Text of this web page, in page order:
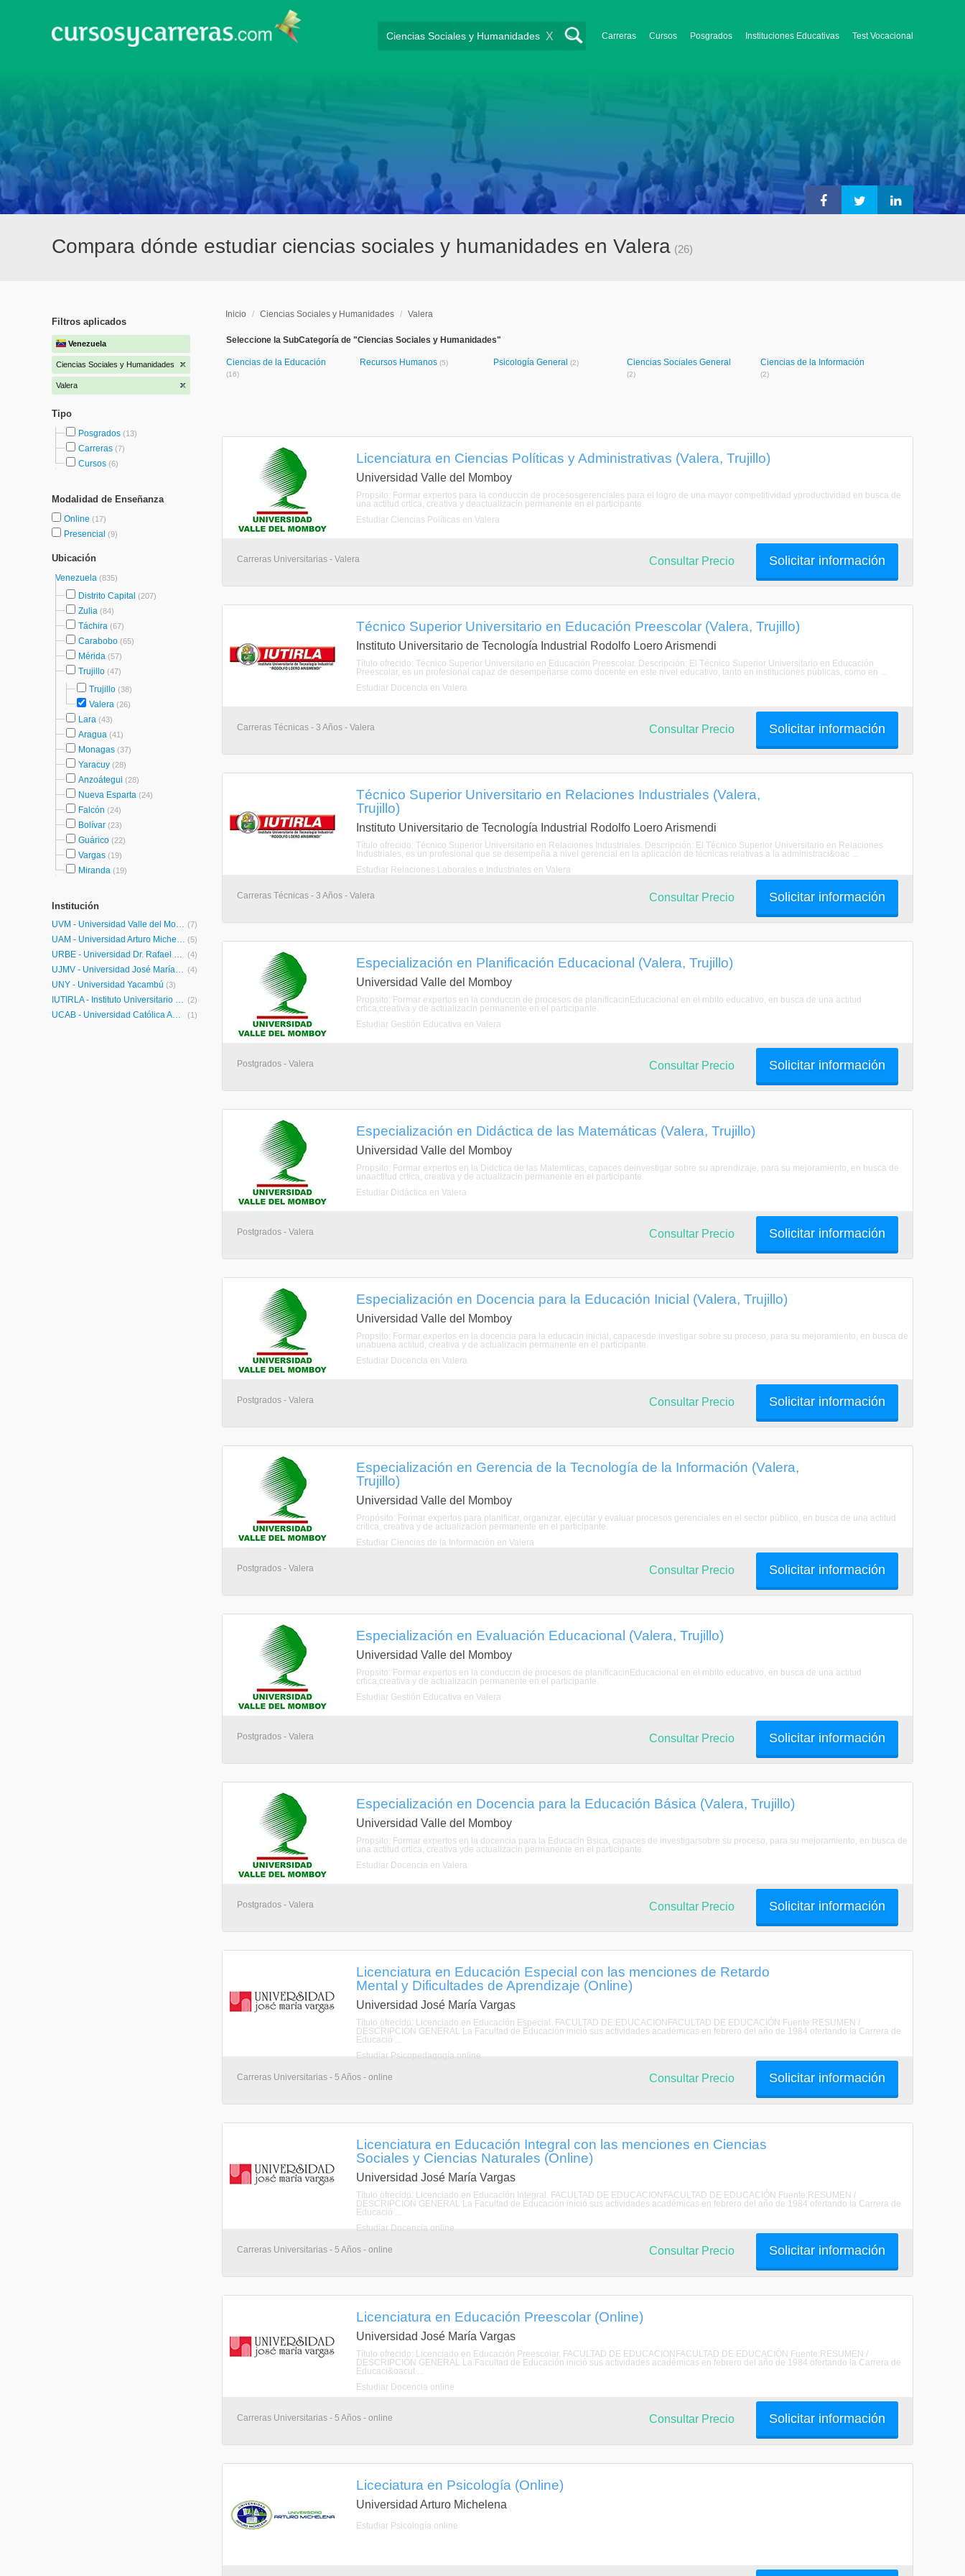
Carreras Cursos Posgrados Instituciones Educativas Test Vocacional
X
Compara dónde estudiar ciencias sociales y humanidades en Valera (26)
Filtros aplicados
Venezuela
Ciencias Sociales y Humanidades
Valera
Tipo
Posgrados (13)
Carreras (7)
Cursos (6)
Modalidad de Enseñanza
Online (17)
Presencial (9)
Ubicación
Venezuela (835)
Distrito Capital (207)
Zulia (84)
Táchira (67)
Carabobo (65)
Mérida (57)
Trujillo (47)
Trujillo (38)
Valera (26)
Lara (43)
Aragua (41)
Monagas (37)
Yaracuy (28)
Anzoátegui (28)
Nueva Esparta (24)
Falcón (24)
Bolívar (23)
Guárico (22)
Vargas (19)
Miranda (19)
Institución
UVM - Universidad Valle del Momboy (7)
UAM - Universidad Arturo Michelena (5)
URBE - Universidad Dr. Rafael Belloso Chacín (4)
UJMV - Universidad José María Vargas (4)
UNY - Universidad Yacambú (3)
IUTIRLA - Instituto Universitario de Tecnología Industrial Rodolfo Loero Arismendi (2)
UCAB - Universidad Católica Andrés Bello (1)
Inicio / Ciencias Sociales y Humanidades / Valera
Seleccione la SubCategoría de "Ciencias Sociales y Humanidades"
Ciencias de la Educación
(16)
Recursos Humanos (5) Psicología General (2) Ciencias Sociales General
(2)
Ciencias de la Información
(2)
Licenciatura en Ciencias Políticas y Administrativas (Valera, Trujillo)
Universidad Valle del Momboy
Propsito: Formar expertos para la conduccin de procesosgerenciales para el logro de una mayor competitividad yproductividad en busca de
una actitud crtica, creativa y deactualizacin permanente en el participante.
Estudiar Ciencias Políticas en Valera
Carreras Universitarias - Valera Solicitar información
Consultar Precio
Técnico Superior Universitario en Educación Preescolar (Valera, Trujillo)
Instituto Universitario de Tecnología Industrial Rodolfo Loero Arismendi
Título ofrecido: Técnico Superior Universitario en Educación Preescolar. Descripción: El Técnico Superior Universitario en Educación
Preescolar, es un profesional capaz de desempeñarse como docente en este nivel educativo, tanto en instituciones públicas, como en ...
Estudiar Docencia en Valera
Carreras Técnicas - 3 Años - Valera Solicitar información
Consultar Precio
Técnico Superior Universitario en Relaciones Industriales (Valera,
Trujillo)
Instituto Universitario de Tecnología Industrial Rodolfo Loero Arismendi
Título ofrecido: Técnico Superior Universitario en Relaciones Industriales. Descripción: El Técnico Superior Universitario en Relaciones
Industriales, es un profesional que se desempeña a nivel gerencial en la aplicación de técnicas relativas a la administraci&oac ...
Estudiar Relaciones Laborales e Industriales en Valera
Carreras Técnicas - 3 Años - Valera Solicitar información
Consultar Precio
Especialización en Planificación Educacional (Valera, Trujillo)
Universidad Valle del Momboy
Propsito: Formar expertos en la conduccin de procesos de planificacinEducacional en el mbito educativo, en busca de una actitud
crtica,creativa y de actualizacin permanente en el participante.
Estudiar Gestión Educativa en Valera
Postgrados - Valera Solicitar información
Consultar Precio
Especialización en Didáctica de las Matemáticas (Valera, Trujillo)
Universidad Valle del Momboy
Propsito: Formar expertos en la Didctica de las Matemticas, capaces deinvestigar sobre su aprendizaje, para su mejoramiento, en busca de
unaactitud crtica, creativa y de actualizacin permanente en el participante.
Estudiar Didáctica en Valera
Postgrados - Valera Solicitar información
Consultar Precio
Especialización en Docencia para la Educación Inicial (Valera, Trujillo)
Universidad Valle del Momboy
Propsito: Formar expertos en la docencia para la educacin inicial, capacesde investigar sobre su proceso, para su mejoramiento, en busca de
unabuena actitud, creativa y de actualizacin permanente en el participante.
Estudiar Docencia en Valera
Postgrados - Valera Solicitar información
Consultar Precio
Especialización en Gerencia de la Tecnología de la Información (Valera,
Trujillo)
Universidad Valle del Momboy
Propósito: Formar expertos para planificar, organizar, ejecutar y evaluar procesos gerenciales en el sector público, en busca de una actitud
crítica, creativa y de actualización permanente en el participante.
Estudiar Ciencias de la Información en Valera
Postgrados - Valera Solicitar información
Consultar Precio
Especialización en Evaluación Educacional (Valera, Trujillo)
Universidad Valle del Momboy
Propsito: Formar expertos en la conduccin de procesos de planificacinEducacional en el mbito educativo, en busca de una actitud
crtica,creativa y de actualizacin permanente en el participante.
Estudiar Gestión Educativa en Valera
Postgrados - Valera Solicitar información
Consultar Precio
Especialización en Docencia para la Educación Básica (Valera, Trujillo)
Universidad Valle del Momboy
Propsito: Formar expertos en la docencia para la Educacin Bsica, capaces de investigarsobre su proceso, para su mejoramiento, en busca de
una actitud crtica, creativa yde actualizacin permanente en el participante.
Estudiar Docencia en Valera
Postgrados - Valera Solicitar información
Consultar Precio
Licenciatura en Educación Especial con las menciones de Retardo
Mental y Dificultades de Aprendizaje (Online)
Universidad José María Vargas
Título ofrecido: Licenciado en Educación Especial. FACULTAD DE EDUCACIONFACULTAD DE EDUCACIÓN Fuente:RESUMEN /
DESCRIPCIÓN GENERAL La Facultad de Educación inició sus actividades académicas en febrero del año de 1984 ofertando la Carrera de
Educació ...
Estudiar Psicopedagogía online
Carreras Universitarias - 5 Años - online Solicitar información
Consultar Precio
Licenciatura en Educación Integral con las menciones en Ciencias
Sociales y Ciencias Naturales (Online)
Universidad José María Vargas
Título ofrecido: Licenciado en Educación Integral. FACULTAD DE EDUCACIONFACULTAD DE EDUCACIÓN Fuente:RESUMEN /
DESCRIPCIÓN GENERAL La Facultad de Educación inició sus actividades académicas en febrero del año de 1984 ofertando la Carrera de
Educació ...
Estudiar Docencia online
Carreras Universitarias - 5 Años - online Solicitar información
Consultar Precio
Licenciatura en Educación Preescolar (Online)
Universidad José María Vargas
Título ofrecido: Licenciado en Educación Preescolar. FACULTAD DE EDUCACIONFACULTAD DE EDUCACIÓN Fuente:RESUMEN /
DESCRIPCIÓN GENERAL La Facultad de Educación inició sus actividades académicas en febrero del año de 1984 ofertando la Carrera de
Educaci&oacut ...
Estudiar Docencia online
Carreras Universitarias - 5 Años - online Solicitar información
Consultar Precio
Liceciatura en Psicología (Online)
Universidad Arturo Michelena
Estudiar Psicología online